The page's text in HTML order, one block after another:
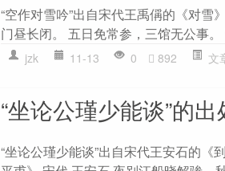
“空作对雪吟”出自宋代王禹偁的《对雪
门昼长闭。 五日免常参，三馆无公事
jzk 11-13 0 892 文
“坐论公瑾少能谈”的
“坐论公瑾少能谈”出自宋代王安石的《